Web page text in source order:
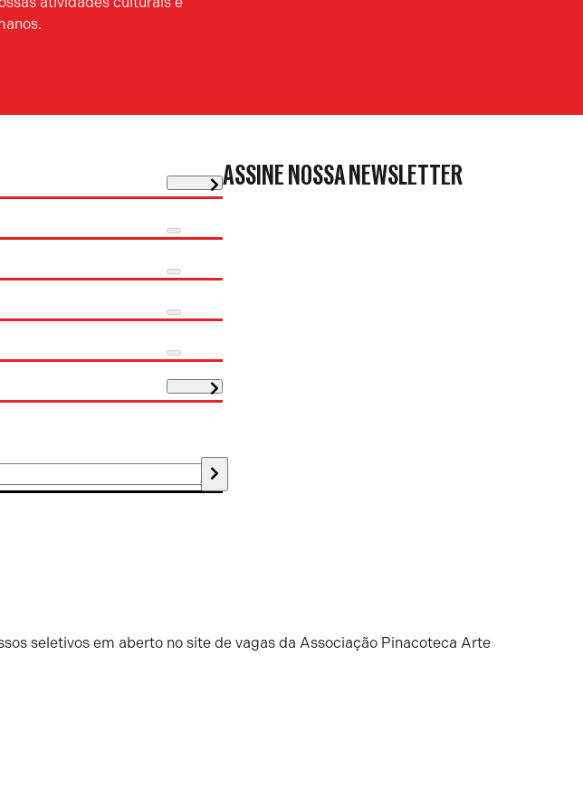
ASSINE NOSSA NEWSLETTER
seletivos em aberto no site de vagas da Associação Pinacoteca Arte